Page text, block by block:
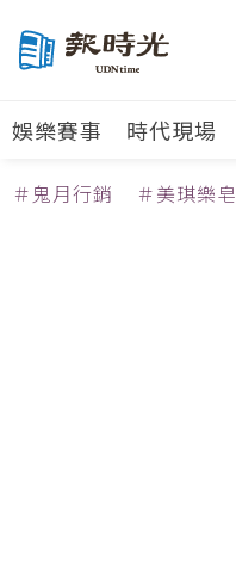
娛樂賽事 時代現場
＃鬼月行銷 ＃美琪樂皂